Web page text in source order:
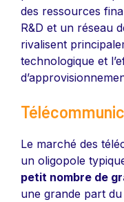
des ressources
R&D et un réseau
rivalisent
technologique et
Le marché des
un oligopole
petit nombre de
une grande part